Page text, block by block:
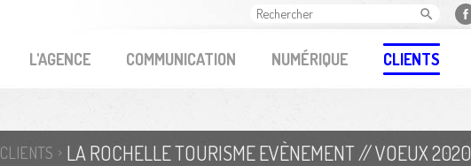
L'AGENCE COMMUNICATION NUMÉRIQUE CLIENTS
CLIENTS LA ROCHELLE TOURISME EVÈNEMENT // VOEUX 2020